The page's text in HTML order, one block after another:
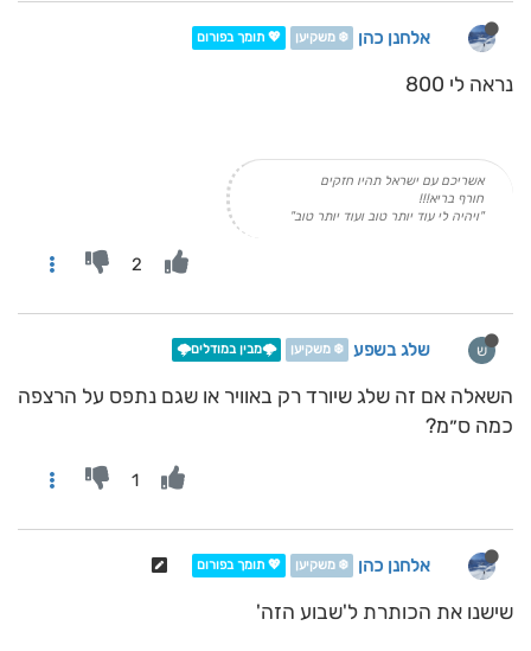
אלחנן כהן ❄️ משקיען 💖 תומך בפורום
נראה לי 800
אשריכם עם ישראל תהיו חזקים
חורף בריא!!!
"ויהיה לי עוד יותר טוב ועוד יותר טוב"
2
ש שלג בשפע ❄️ משקיען 🌩️מבין במודלים🌩️
השאלה אם זה שלג שיורד רק באוויר או שגם נתפס על הרצפה
כמה ס״מ?
1
אלחנן כהן ❄️ משקיען 💖 תומך בפורום
שישנו את הכותרת ל'שבוע הזה'